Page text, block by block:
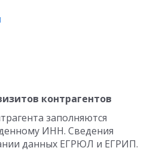
контрагентов
заполняются
ИНН. Сведения
данных ЕГРЮЛ и ЕГРИП.